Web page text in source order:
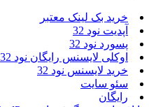
خرید بک لینک معتبر
آپدیت نود 32
پسورد نود 32
اوکلی لایسنس رایگان نود 32
خرید لایسنس نود 32
سئو سایت
رایگان